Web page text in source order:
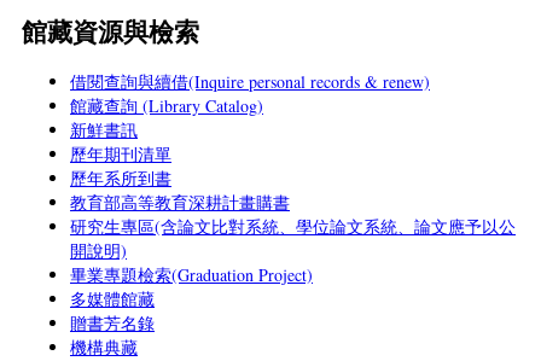
館藏資源與檢索
借閱查詢與續借(Inquire personal records & renew)
館藏查詢 (Library Catalog)
新鮮書訊
歷年期刊清單
歷年系所到書
教育部高等教育深耕計畫購書
研究生專區(含論文比對系統、學位論文系統、論文應予以公
開說明)
畢業專題檢索(Graduation Project)
多媒體館藏
贈書芳名錄
機構典藏